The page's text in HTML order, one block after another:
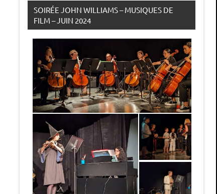
SOIRÉE JOHN WILLIAMS – MUSIQUES DE
FILM – JUIN 2024